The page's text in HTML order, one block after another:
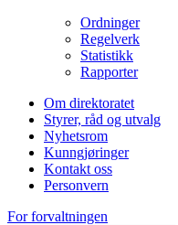
Ordninger
Regelverk
Statistikk
Rapporter
Om direktoratet
Styrer, råd og utvalg
Nyhetsrom
Kunngjøringer
Kontakt oss
Personvern
For forvaltningen